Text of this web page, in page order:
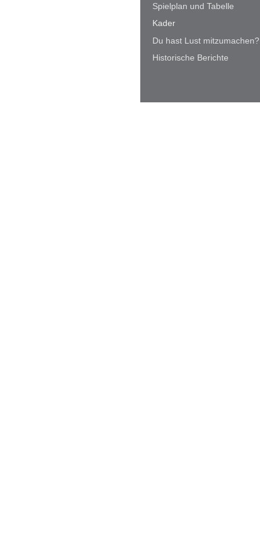
Spielplan und Tabelle
Kader
Du hast Lust mitzumachen?
Historische Berichte